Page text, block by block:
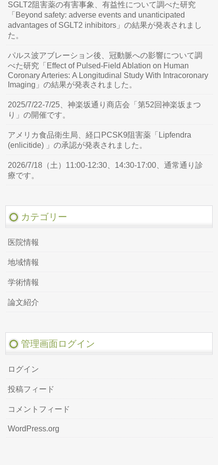
SGLT2阻害薬の有害事象、有益性について調べた研究
「Beyond safety: adverse events and unanticipated
advantages of SGLT2 inhibitors」の結果が発表されまし
た。
パルス波アブレーション後、冠動脈への影響について調
べた研究「Effect of Pulsed-Field Ablation on Human
Coronary Arteries: A Longitudinal Study With Intracoronary
Imaging」の結果が発表されました。
2025/7/22-7/25、神楽坂通り商店会「第52回神楽坂まつ
り」の開催です。
アメリカ食品衛生局、経口PCSK9阻害薬「Lipfendra
(enlicitide) 」の承認が発表されました。
2026/7/18（土）11:00-12:30、14:30-17:00、通常通り診
療です。
カテゴリー
医院情報
地域情報
学術情報
論文紹介
管理画面ログイン
ログイン
投稿フィード
コメントフィード
WordPress.org